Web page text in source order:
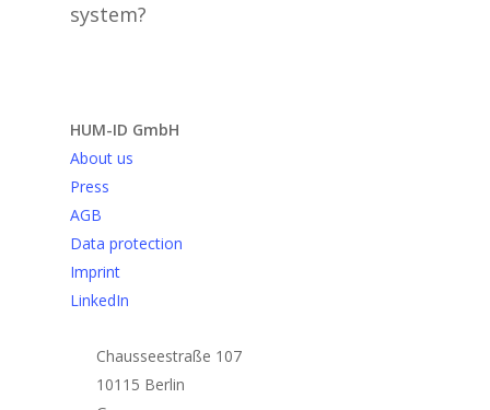
system?
HUM-ID GmbH
About us
Press
AGB
Data protection
Imprint
LinkedIn
Chausseestraße 107
10115 Berlin